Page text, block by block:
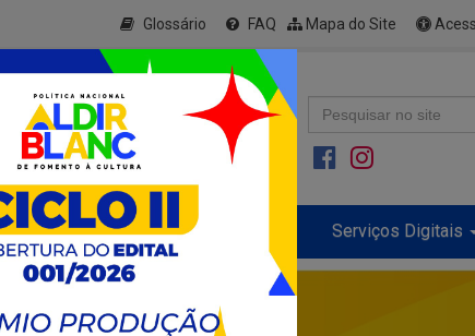
Glossário FAQ Mapa do Site
Informe-se + Transparência Serviços Digitais